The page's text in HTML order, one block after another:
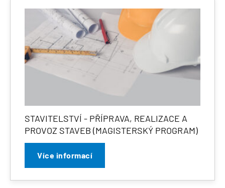
STAVITELSTVÍ - PŘÍPRAVA, REALIZACE A
PROVOZ STAVEB (MAGISTERSKÝ PROGRAM)
Více informací